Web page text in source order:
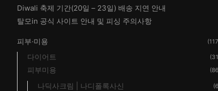
Diwali 축제 기간(20일 – 23일) 배송 지연 안내
탈모in 공식 사이트 안내 및 피싱 주의사항
피부·미용
다이어트
피부미용
나딕사크림 | 나디폴록사신